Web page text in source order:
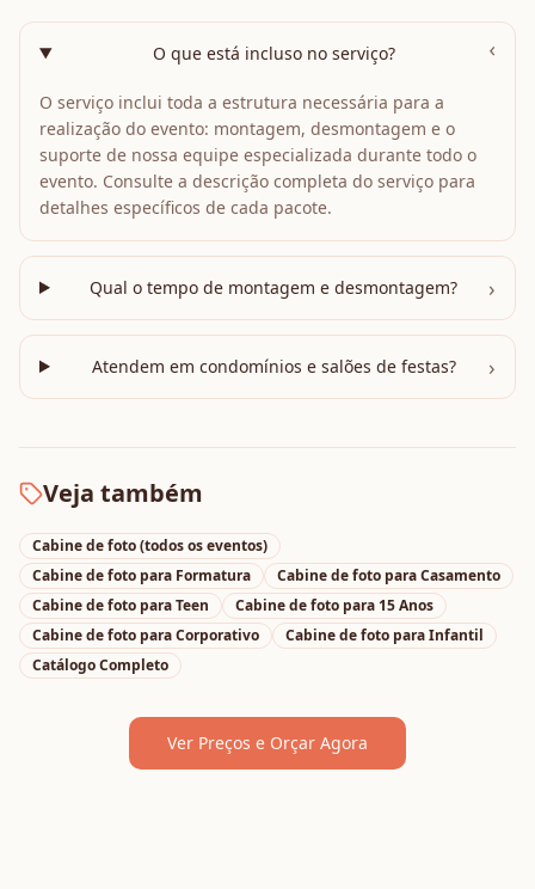
O que está incluso no serviço? ›
O serviço inclui toda a estrutura necessária para a
realização do evento: montagem, desmontagem e o
suporte de nossa equipe especializada durante todo o
evento. Consulte a descrição completa do serviço para
detalhes específicos de cada pacote.
Qual o tempo de montagem e desmontagem? ›
Atendem em condomínios e salões de festas? ›
Veja também
Cabine de foto(todos os eventos)
Cabine de foto para Formatura Cabine de foto paraCasamento
Cabine de foto paraTeen Cabine de foto para 15 Anos
Cabine de foto paraCorporativo Cabine de foto paraInfantil
Catálogo Completo
Ver Preços e Orçar Agora